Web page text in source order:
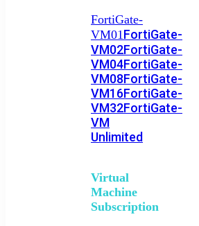
FortiGate-
VM01FortiGate-
VM02FortiGate-
VM04FortiGate-
VM08FortiGate-
VM16FortiGate-
VM32FortiGate-
VM
Unlimited
Virtual
Machine
Subscription